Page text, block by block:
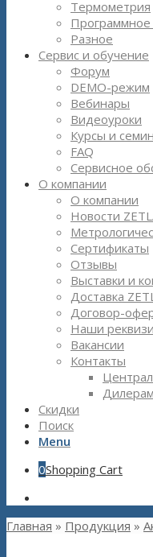
Термометрия
Программное
Разное
Сервис и обучение
Форум
DEMO-режим
Вебинары
Видеоуроки
Курсы и
FAQ
Сервисное
О компании
О компании
Новости
Сертификаты
Отзывы
Выставки и
Доставка
Договор-
Наши
Вакансии
Контакты
Дилерам
Скидки
Поиск
Menu
0Shopping Cart
Главная » Продукция »